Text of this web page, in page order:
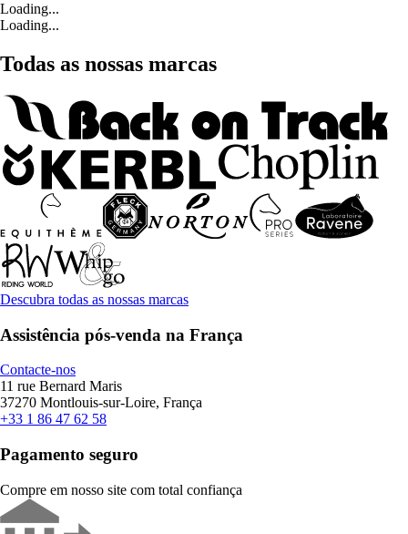
Loading...
Loading...
Todas as nossas marcas
Descubra todas as nossas marcas
Assistência pós-venda na França
Contacte-nos
11 rue Bernard Maris
37270 Montlouis-sur-Loire, França
+33 1 86 47 62 58
Pagamento seguro
Compre em nosso site com total confiança